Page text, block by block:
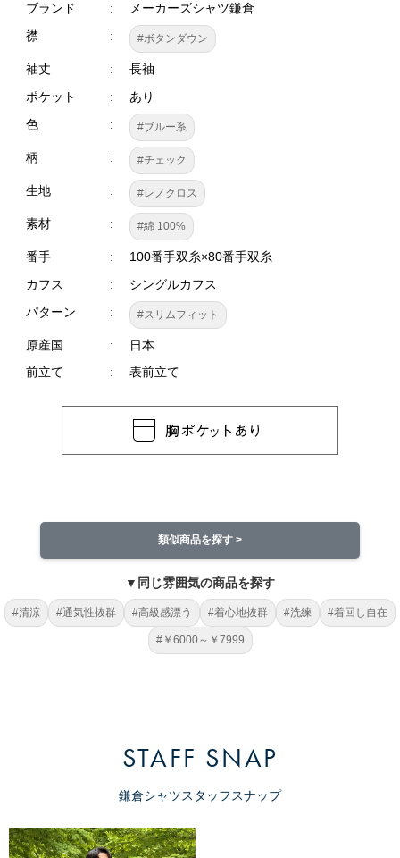
ブランド
メーカーズシャツ鎌倉
襟
#ボタンダウン
袖丈
長袖
ポケット
あり
色
#ブルー系
柄 #チェック
生地 #レノクロス
素材 #綿 100%
番手
100番手双糸×80番手双糸
カフス
シングルカフス
パターン
#スリムフィット
原産国
日本
前立て
表前立て
類似商品を探す >
▼同じ雰囲気の商品を探す
#清涼 #通気性抜群 #高級感漂う #着心地抜群 #洗練 #着回し自在
#￥6000～￥7999
STAFF SNAP
鎌倉シャツスタッフスナップ